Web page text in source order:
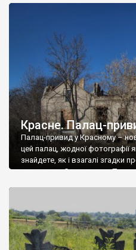
Красне. Палац-
Палац-привид у Красному –
цей палац, жодної фотографії
знайдете, як і взагалі згадки
мешканець Самгородка.